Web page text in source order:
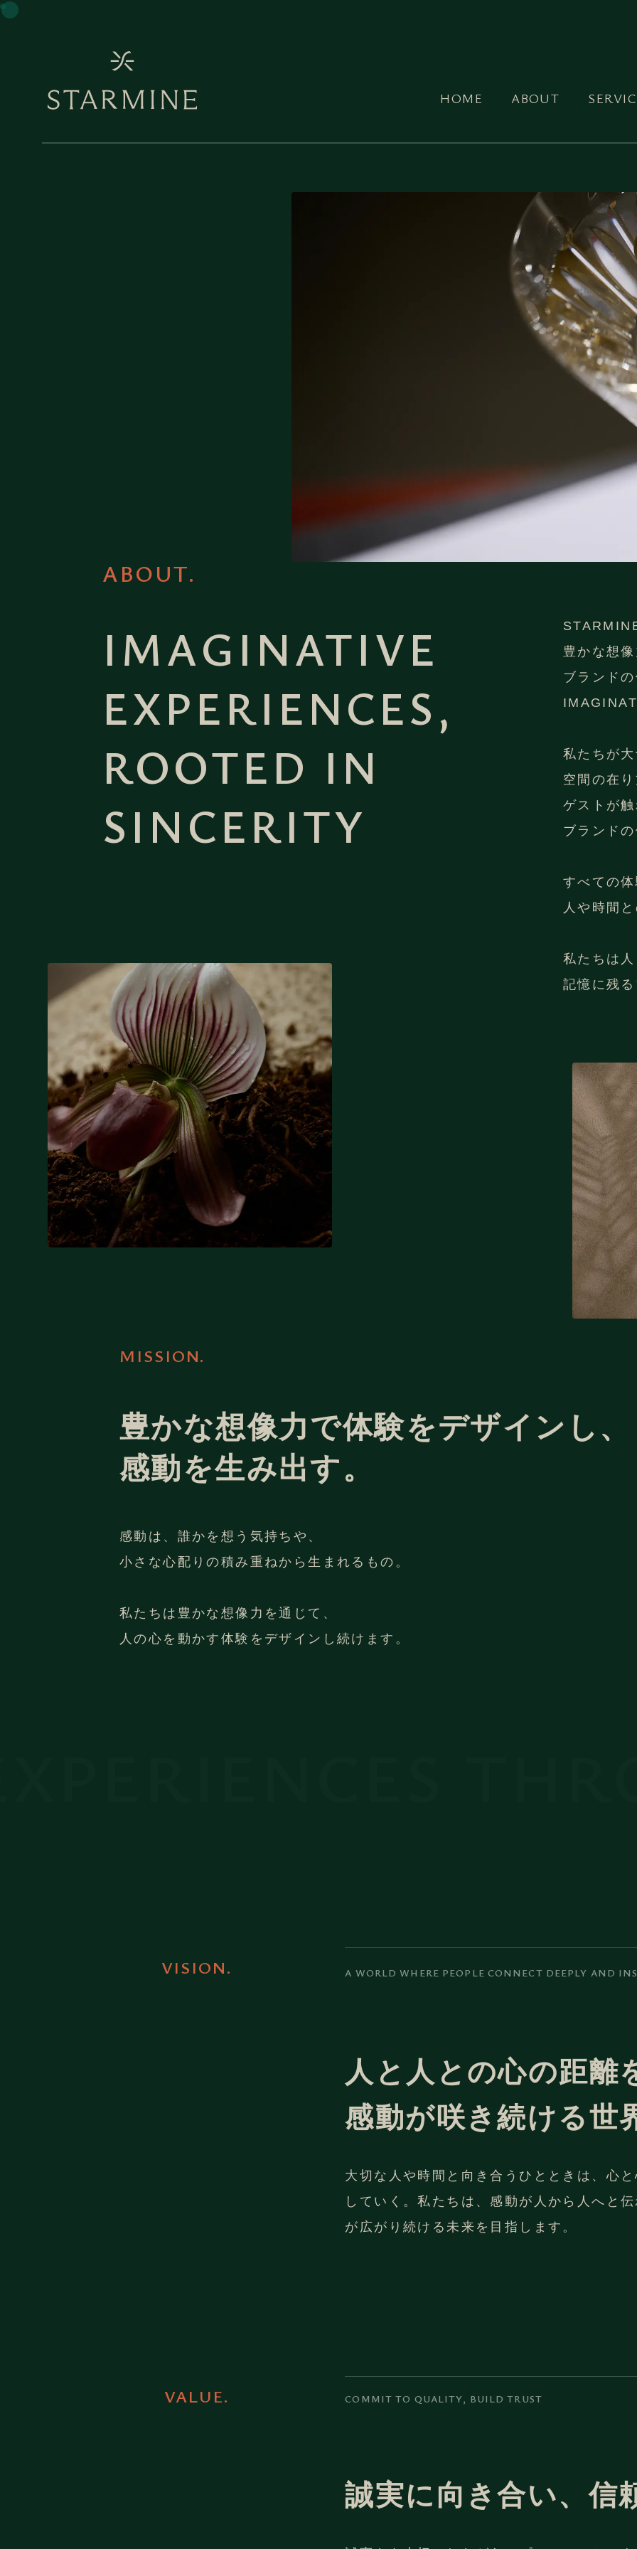
HOME ABOUT
ABOUT.
IMAGINATIVE
EXPERIENCES,
ROOTED IN
SINCERITY
豊かな想
ブランド
私たちが
空間の在
ゲストが
ブランド
すべての
人や時間
私たちは
記憶に残
MISSION.
豊かな想像力で体験をデザインし、
感動を生み出す。
感動は、誰かを想う気持ちや、
小さな心配りの積み重ねから生まれるもの。
私たちは豊かな想像力を通じて、
人の心を動かす体験をデザインし続けます。
VISION. A WORLD WHERE PEOPLE CONNECT DEEPLY AND
人と人との心の距離
感動が咲き続ける世
大切な人や時間と向き合うひとときは、心
していく。私たちは、感動が人から人へと
が広がり続ける未来を目指します。
VALUE. COMMIT TO QUALITY, BUILD TRUST
誠実に向き合い、信